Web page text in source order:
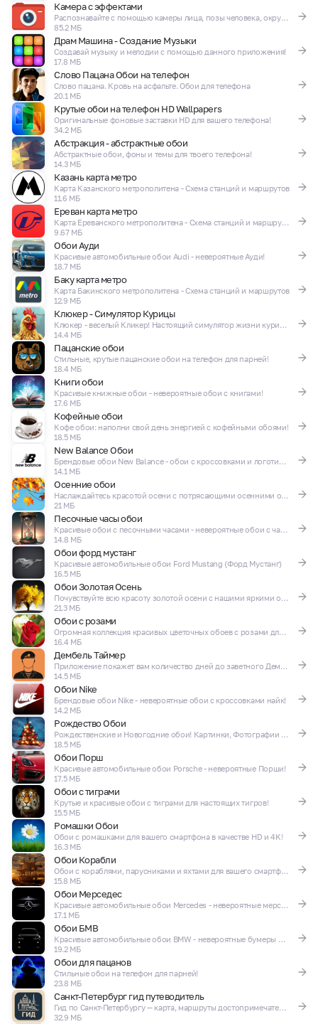
Камера с эффектами
Распознавайте с помощью камеры лица, позы человека, окружающие объекты!
85.2 МБ
Драм Машина - Создание Музыки
Создавай музыку и мелодии с помощью данного приложения!
17.8 МБ
Слово Пацана Обои на телефон
Слово пацана. Кровь на асфальте. Обои для телефона
20.1 МБ
Крутые обои на телефон HD Wallpapers
Оригинальные фоновые заставки HD для вашего телефона!
34.2 МБ
Абстракция - абстрактные обои
Абстрактные обои, фоны и темы для твоего телефона!
14.3 МБ
Казань карта метро
Карта Казанского метрополитена - Схема станций и маршрутов
11.6 МБ
Ереван карта метро
Карта Ереванского метрополитена - Схема станций и маршрутов
9.67 МБ
Обои Ауди
Красивые автомобильные обои Audi - невероятные Ауди!
18.7 МБ
Баку карта метро
Карта Бакинского метрополитена - Схема станций и маршрутов
12.9 МБ
Клюкер - Симулятор Курицы
Клюкер - веселый Кликер! Настоящий симулятор жизни курицы! Ржака игра!
14.4 МБ
Пацанские обои
Стильные, крутые пацанские обои на телефон для парней!
18.4 МБ
Книги обои
Красивые книжные обои - невероятные обои с книгами!
17.6 МБ
Кофейные обои
Кофе обои: наполни свой день энергией с кофейными обоями!
18.5 МБ
New Balance Обои
Брендовые обои New Balance - обои с кроссовками и логотипами нью бэленс!
14.1 МБ
Осенние обои
Наслаждайтесь красотой осени с потрясающими осенними обоями!
21 МБ
Песочные часы обои
Красивые обои с песочными часами - невероятные обои с часами!
14.8 МБ
Обои форд мустанг
Красивые автомобильные обои Ford Mustang (Форд Мустанг)
16.5 МБ
Обои Золотая Осень
Почувствуйте всю красоту золотой осени с нашими яркими осенними обоями
21.3 МБ
Обои с розами
Огромная коллекция красивых цветочных обоев с розами для телефона!
16.4 МБ
Дембель Таймер
Приложение покажет вам количество дней до заветного Дембеля!
14.5 МБ
Обои Nike
Брендовые обои Nike - невероятные обои с кроссовками найк!
14.2 МБ
Рождество Обои
Рождественские и Новогодние обои! Картинки, Фотографии и Обои для телефона!
18.5 МБ
Обои Порш
Красивые автомобильные обои Porsche - невероятные Порши!
17.5 МБ
Обои с тиграми
Крутые и красивые обои с тиграми для настоящих тигров!
15.5 МБ
Ромашки Обои
Обои с ромашками для вашего смартфона в качестве HD и 4K!
16.3 МБ
Обои Корабли
Обои с кораблями, парусниками и яхтами для вашего смартфона в качестве HD и 4K!
15.8 МБ
Обои Мерседес
Красивые автомобильные обои Mercedes - невероятные мерсы и мерины!
17.1 МБ
Обои БМВ
Красивые автомобильные обои BMW - невероятные бумеры и бэхи!
19.2 МБ
Обои для пацанов
Стильные обои на телефон для парней!
23.8 МБ
Санкт-Петербург гид путеводитель
Гид по Санкт-Петербургу — карта, маршруты достопримечательности
32.9 МБ